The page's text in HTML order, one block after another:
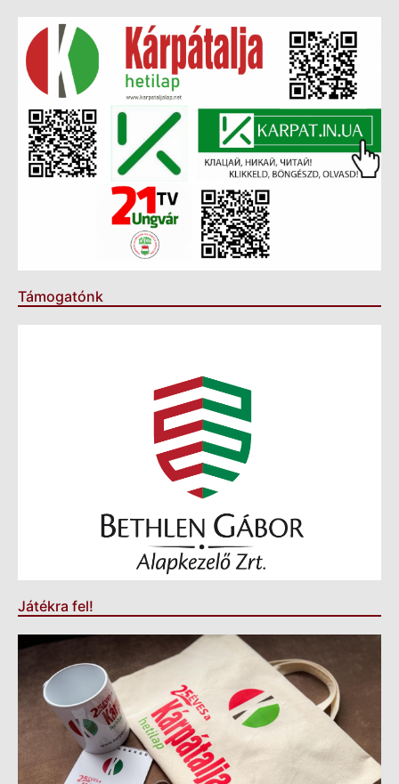
Támogatónk
Játékra fel!